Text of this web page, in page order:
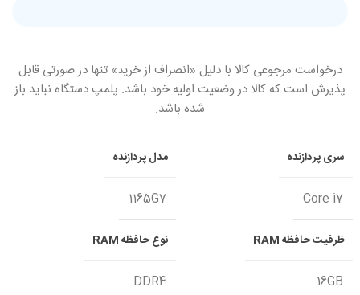
درخواست مرجوعی کالا با دلیل «انصراف از خرید» تنها در صورتی قابل
پذیرش است که کالا در وضعیت اولیه خود باشد. پلمپ دستگاه نباید باز
شده باشد.
سری پردازنده
Core i7
مدل پردازنده
1165G7
ظرفیت حافظه RAM
16GB
نوع حافظه RAM
DDR4